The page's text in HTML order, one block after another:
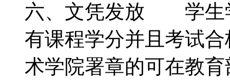
六、文凭发放 学生
有课程学分并且考试
术学院署章的可在教